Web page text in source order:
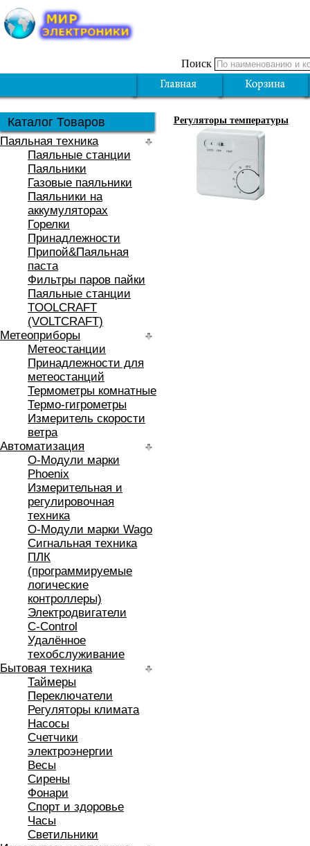
Поиск
Каталог Товаров
Паяльная техника
Паяльные станции
Паяльники
Газовые паяльники
Паяльники на
аккумуляторах
Горелки
Принадлежности
Припой&Паяльная
паста
Фильтры паров пайки
Паяльные станции
TOOLCRAFT
(VOLTCRAFT)
Метеоприборы
Метеостанции
Принадлежности для
метеостанций
Термометры комнатные
Термо-гигрометры
Измеритель скорости
ветра
Автоматизация
O-Модули марки
Phoenix
Измерительная и
регулировочная
техника
O-Модули марки Wago
Сигнальная техника
ПЛК
(программируемые
логические
контроллеры)
Электродвигатели
C-Control
Удалённое
техобслуживание
Бытовая техника
Таймеры
Переключатели
Регуляторы климата
Насосы
Счетчики
электроэнергии
Весы
Сирены
Фонари
Спорт и здоровье
Часы
Светильники
Регуляторы температуры